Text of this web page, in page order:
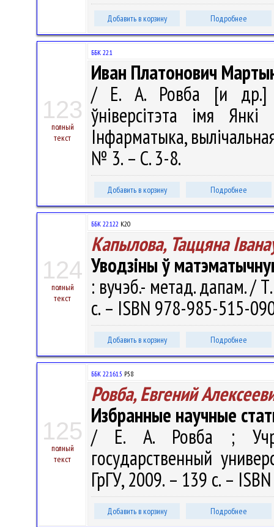
Добавить в корзину Подробнее
123
полный
текст
ББК 22.1
Иван Платонович
/ Е. А. Ровба [и др.] //
ўніверсітэта імя
Інфарматыка,
№ 3. – С. 3-8.
Добавить в корзину Подробнее
124
полный
текст
ББК 22.122 К20
Капылова, Таццяна
Уводзіны ў
: вучэб.- метад. дапам. /
с. – ISBN 978-985-515-
Добавить в корзину Подробнее
125
полный
текст
ББК 22.161.5 Р58
Ровба, Евгений
Избранные научные
/ Е. А. Ровба ;
государственный
ГрГУ, 2009. – 139 с. –
Добавить в корзину Подробнее